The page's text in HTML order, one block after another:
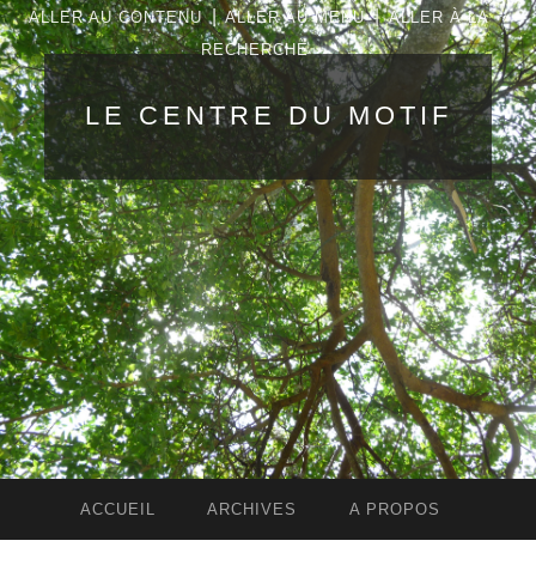
ALLER AU CONTENU | ALLER AU MENU | ALLER À LA
RECHERCHE
LE CENTRE DU MOTIF
ACCUEIL ARCHIVES A PROPOS